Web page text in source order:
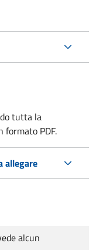
tutta la
formato PDF.
allegare
alcun